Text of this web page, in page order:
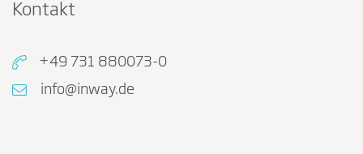
Kontakt
+49 731 880073-0
info@inway.de